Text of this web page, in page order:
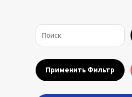
Применить Фильтр